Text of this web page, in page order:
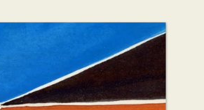
Odlingskurser
Solcellskurser
Gruppföreläsning